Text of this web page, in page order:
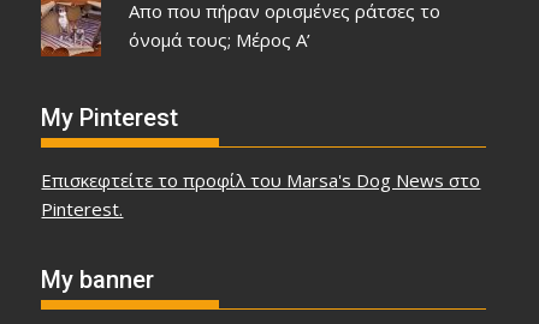
Απο που πήραν ορισμένες ράτσες το
όνομά τους; Μέρος Α’
My Pinterest
Επισκεφτείτε το προφίλ του Marsa's Dog News στο
Pinterest.
My banner